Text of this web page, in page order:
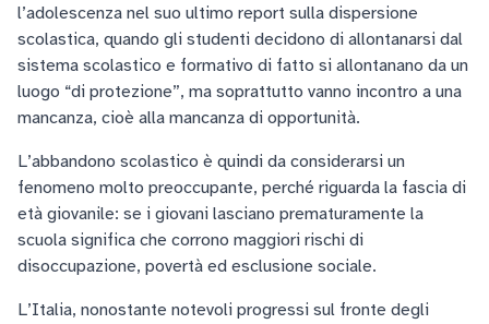
l’adolescenza nel suo ultimo report sulla dispersione
scolastica, quando gli studenti decidono di allontanarsi dal
sistema scolastico e formativo di fatto si allontanano da un
luogo “di protezione”, ma soprattutto vanno incontro a una
mancanza, cioè alla mancanza di opportunità.
L’abbandono scolastico è quindi da considerarsi un
fenomeno molto preoccupante, perché riguarda la fascia di
età giovanile: se i giovani lasciano prematuramente la
scuola significa che corrono maggiori rischi di
disoccupazione, povertà ed esclusione sociale.
L’Italia, nonostante notevoli progressi sul fronte degli